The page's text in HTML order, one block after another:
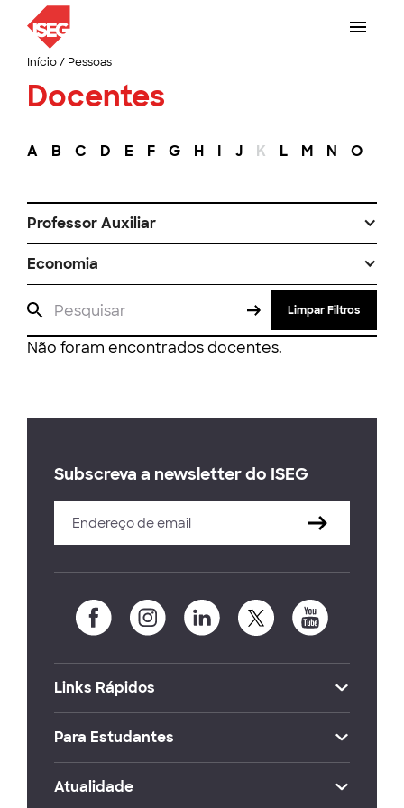
Início/ Pessoas
Docentes
A B C D E F G H I J K L M N O
Professor Auxiliar
Economia
Limpar Filtros
Não foram encontrados docentes.
Subscreva a newsletter do ISEG
Links Rápidos
Para Estudantes
Atualidade